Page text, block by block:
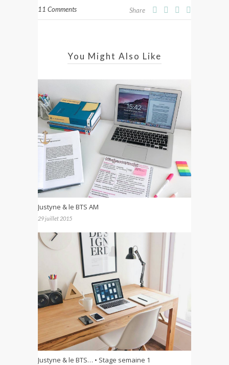
11 Comments Share
You Might Also Like
Justyne & le BTS AM
29 juillet 2015
Justyne & le BTS… • Stage semaine 1